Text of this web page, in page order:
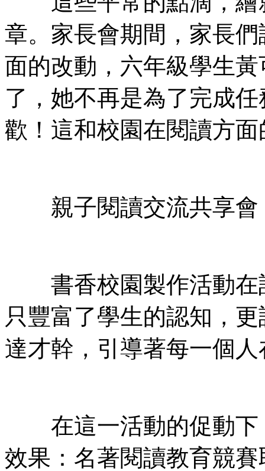
章。家長會期間，家長
面的改動，六年級學生
了，她不再是為了完成
歡！這和校園在閱讀方
親子閱讀交流共享會
書香校園製作活動在
只豐富了學生的認知，
達才幹，引導著每一個
在這一活動的促動下
效果：名著閱讀教育競